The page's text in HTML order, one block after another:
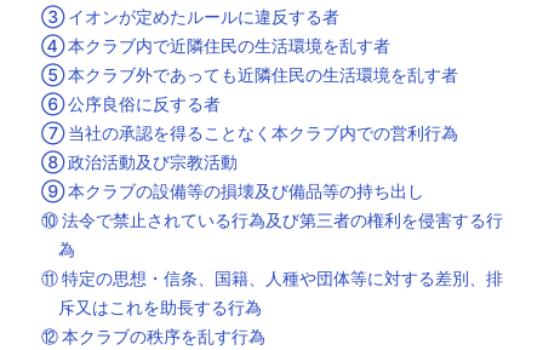
③ イオンが定めたルールに違反する者
④ 本クラブ内で近隣住民の生活環境を乱す者
⑤ 本クラブ外であっても近隣住民の生活環境を乱す者
⑥ 公序良俗に反する者
⑦ 当社の承認を得ることなく本クラブ内での営利行為
⑧ 政治活動及び宗教活動
⑨ 本クラブの設備等の損壊及び備品等の持ち出し
⑩ 法令で禁止されている行為及び第三者の権利を侵害する行
為
⑪ 特定の思想・信条、国籍、人種や団体等に対する差別、排
斥又はこれを助長する行為
⑫ 本クラブの秩序を乱す行為